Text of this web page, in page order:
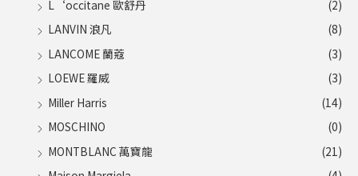
L‘occitane 歐舒丹
(2)
LANVIN 浪凡
(8)
LANCOME 蘭蔻
(3)
LOEWE 羅威
(3)
Miller Harris
(14)
MOSCHINO
(0)
MONTBLANC 萬寶龍
(21)